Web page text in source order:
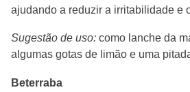
ajudando a reduzir a irritabilidade e
Sugestão de uso: como lanche da
algumas gotas de limão e uma
Beterraba